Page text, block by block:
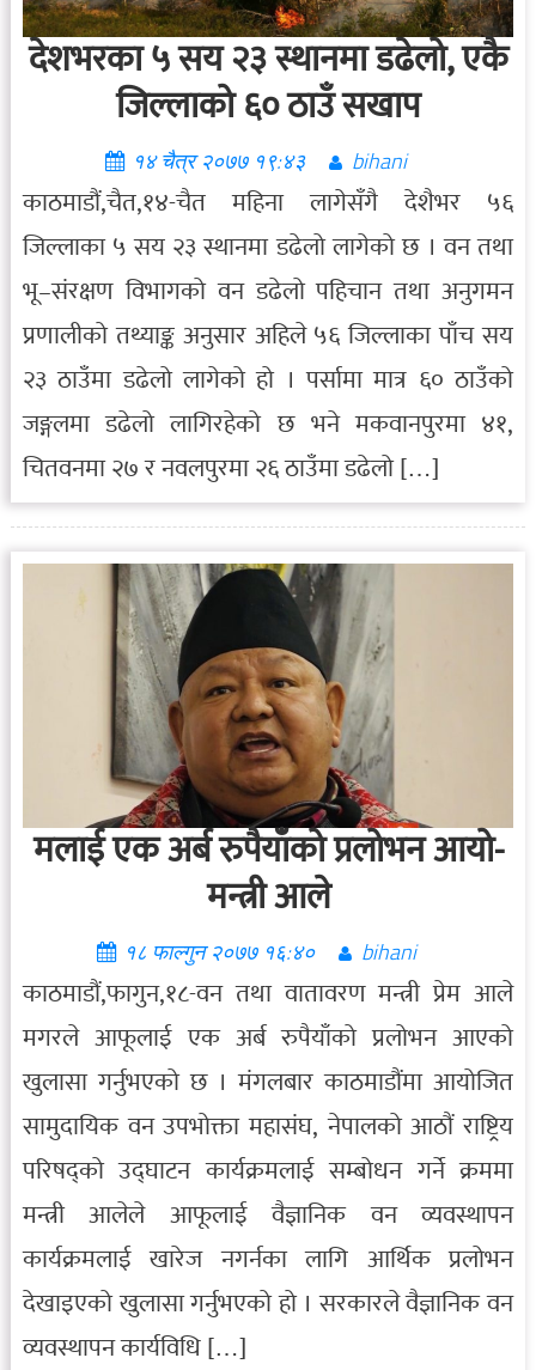
देशभरका ५ सय २३ स्थानमा डढेलो, एकै
जिल्लाको ६० ठाउँ सखाप
१४ चैत्र २०७७ १९:४३ bihani
काठमाडौं,चैत,१४-चैत महिना लागेसँगै देशैभर ५६
जिल्लाका ५ सय २३ स्थानमा डढेलो लागेको छ । वन तथा
भू–संरक्षण विभागको वन डढेलो पहिचान तथा अनुगमन
प्रणालीको तथ्याङ्क अनुसार अहिले ५६ जिल्लाका पाँच सय
२३ ठाउँमा डढेलो लागेको हो । पर्सामा मात्र ६० ठाउँको
जङ्गलमा डढेलो लागिरहेको छ भने मकवानपुरमा ४१,
चितवनमा २७ र नवलपुरमा २६ ठाउँमा डढेलो […]
मलाई एक अर्ब रुपैयाँको प्रलोभन आयो-
मन्त्री आले
१८ फाल्गुन २०७७ १६:४० bihani
काठमाडौं,फागुन,१८-वन तथा वातावरण मन्त्री प्रेम आले
मगरले आफूलाई एक अर्ब रुपैयाँको प्रलोभन आएको
खुलासा गर्नुभएको छ । मंगलबार काठमाडौंमा आयोजित
सामुदायिक वन उपभोक्ता महासंघ, नेपालको आठौं राष्ट्रिय
परिषद्को उद्घाटन कार्यक्रमलाई सम्बोधन गर्ने क्रममा
मन्त्री आलेले आफूलाई वैज्ञानिक वन व्यवस्थापन
कार्यक्रमलाई खारेज नगर्नका लागि आर्थिक प्रलोभन
देखाइएको खुलासा गर्नुभएको हो । सरकारले वैज्ञानिक वन
व्यवस्थापन कार्यविधि […]